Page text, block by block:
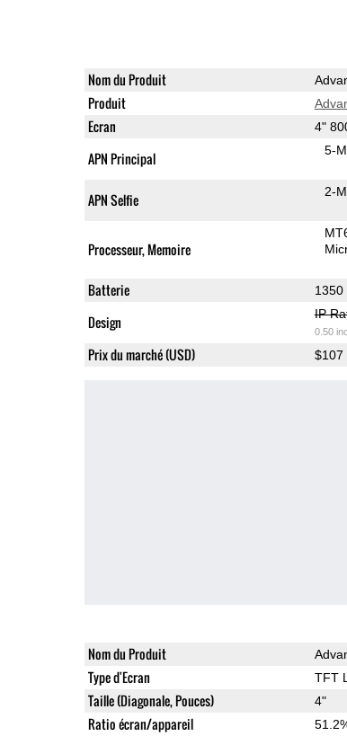
Nom du Produit
Produit
Ecran 4"
APN Principal 5-
APN Selfie 2-
Processeur, Memoire
Batterie 1350
Design IP
0.50
Prix du marché (USD) $107
Nom du Produit
Type d'Ecran TFT
Taille (Diagonale, Pouces) 4"
Ratio écran/appareil